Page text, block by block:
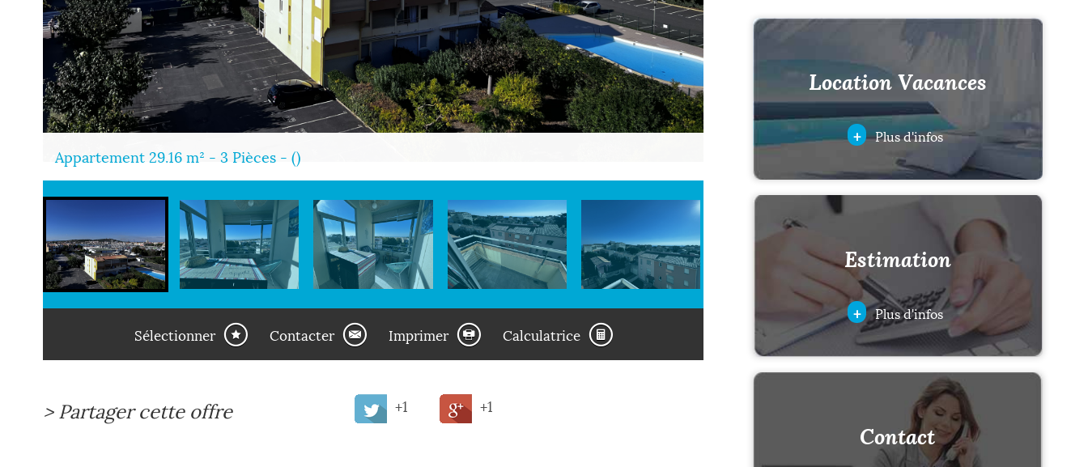
Appartement 29.16 m² - 3 Pièces - ()
Sélectionner Contacter Imprimer Calculatrice
> Partager cette offre +1 +1
Location Vacances
+ Plus d'infos
Estimation
+ Plus d'infos
Contact